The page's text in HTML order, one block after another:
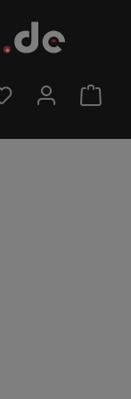
TEM 0 ITENS DAO